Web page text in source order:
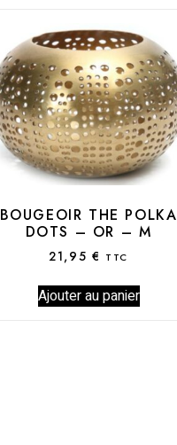
BOUGEOIR THE POLKA
DOTS – OR – M
21,95 € TTC
Ajouter au panier